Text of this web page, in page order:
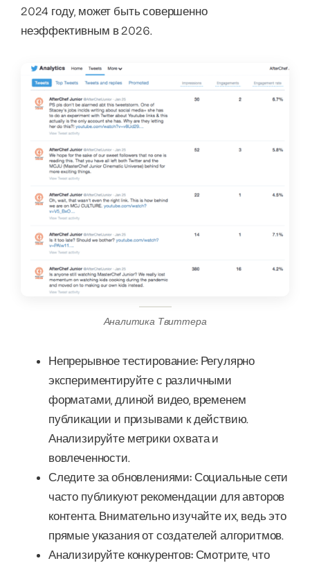
2024 году, может быть совершенно
неэффективным в 2026.
Аналитика Твиттера
Непрерывное тестирование:Регулярно
экспериментируйте с различными
форматами, длиной видео, временем
публикации и призывами к действию.
Анализируйте метрики охвата и
вовлеченности.
Следите за обновлениями:Социальные сети
часто публикуют рекомендации для авторов
контента. Внимательно изучайте их, ведь это
прямые указания от создателей алгоритмов.
Анализируйте конкурентов:Смотрите, что